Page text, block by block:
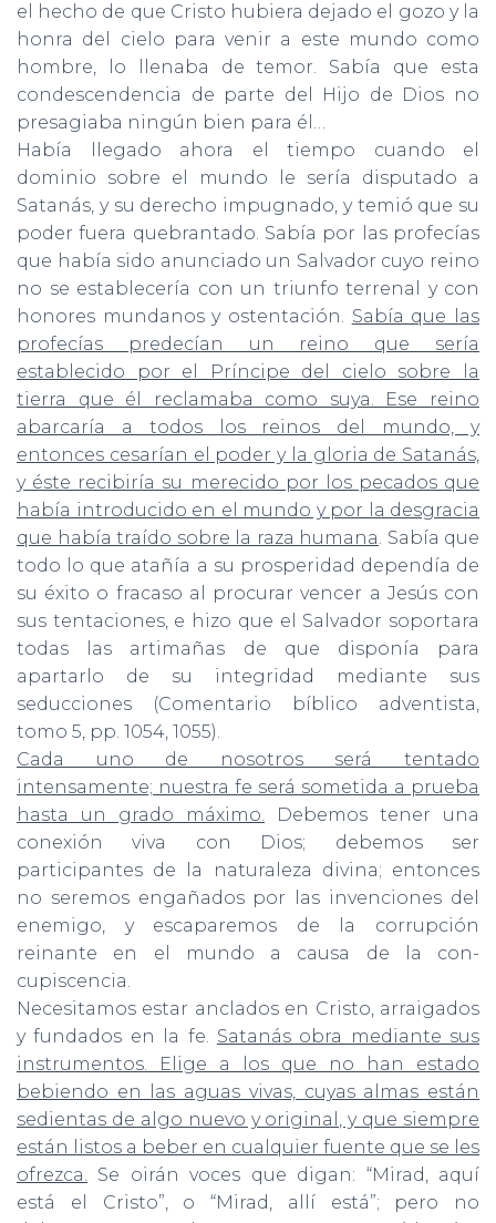
el hecho de que Cristo hubiera dejado el gozo y la
honra del cielo para venir a este mundo como
hombre, lo llenaba de temor. Sabía que esta
condescen­dencia de parte del Hijo de Dios no
presagiaba ningún bien para él…
Había llegado ahora el tiempo cuando el
dominio sobre el mundo le sería disputado a
Satanás, y su derecho impugnado, y temió que su
poder fuera quebrantado. Sabía por las profecías
que había sido anunciado un Salvador cuyo reino
no se establecería con un triunfo terrenal y con
honores mundanos y ostentación. Sabía que las
profecías predecían un reino que sería
establecido por el Príncipe del cielo sobre la
tierra que él reclamaba como suya. Ese reino
abarcaría a todos los reinos del mundo, y
entonces cesarían el poder y la gloria de Satanás,
y éste recibiría su merecido por los pecados que
había introducido en el mundo y por la desgracia
que había traído sobre la raza humana. Sabía que
todo lo que atañía a su prosperidad dependía de
su éxito o fracaso al procurar vencer a Jesús con
sus tentaciones, e hizo que el Salvador soportara
todas las artimañas de que disponía para
apartarlo de su inte­gridad mediante sus
seducciones (Comentario bíblico adventista,
tomo 5, pp. 1054, 1055).
Cada uno de nosotros será tentado
intensamente; nuestra fe será sometida a prueba
hasta un grado máximo. Debemos tener una
cone­xión viva con Dios; debemos ser
participantes de la naturaleza divina; entonces
no seremos engañados por las invenciones del
enemigo, y escaparemos de la corrupción
reinante en el mundo a causa de la con­
cupiscencia.
Necesitamos estar anclados en Cristo, arraigados
y fundados en la fe. Satanás obra mediante sus
instrumentos. Elige a los que no han estado
bebiendo en las aguas vivas, cuyas almas están
sedientas de algo nuevo y original, y que siempre
están listos a beber en cualquier fuente que se les
ofrezca. Se oirán voces que digan: “Mirad, aquí
está el Cristo”, o “Mirad, allí está”; pero no